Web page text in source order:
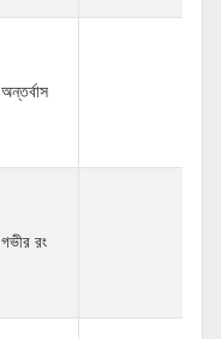
অন্তর্বাস
গভীর রং